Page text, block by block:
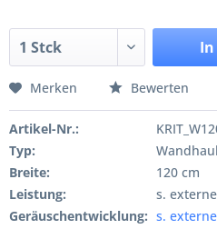
Merken Bewerten
Artikel-Nr.:
Typ:
Breite:
120 cm
Leistung:
s.
Geräuschentwicklung: s.